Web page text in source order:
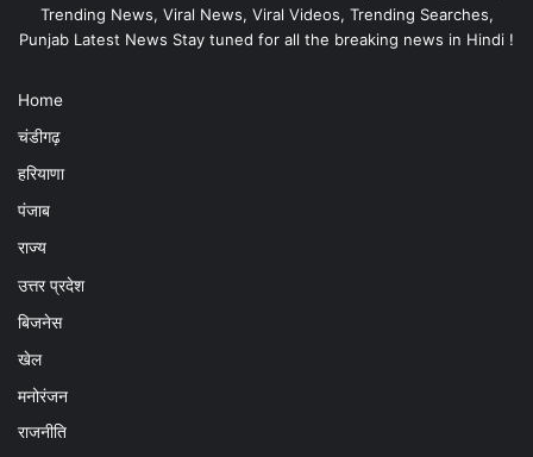
Trending News, Viral News, Viral Videos, Trending Searches,
Punjab Latest News Stay tuned for all the breaking news in Hindi !
Home
चंडीगढ़
हरियाणा
पंजाब
राज्य
उत्तर प्रदेश
बिजनेस
खेल
मनोरंजन
राजनीति